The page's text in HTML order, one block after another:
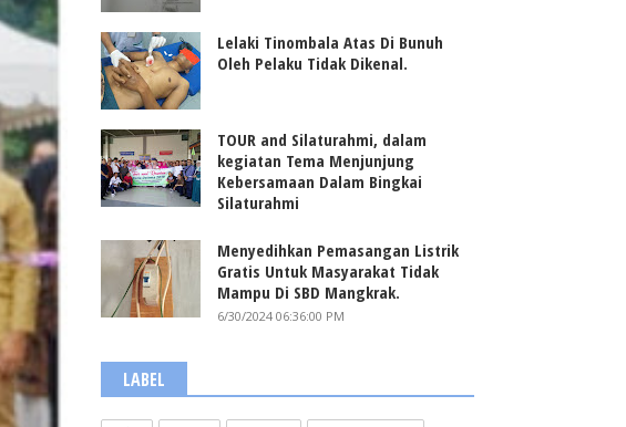
Lelaki Tinombala Atas Di Bunuh
Oleh Pelaku Tidak Dikenal.
TOUR and Silaturahmi, dalam
kegiatan Tema Menjunjung
Kebersamaan Dalam Bingkai
Silaturahmi
Menyedihkan Pemasangan Listrik
Gratis Untuk Masyarakat Tidak
Mampu Di SBD Mangkrak.
6/30/2024 06:36:00 PM
LABEL